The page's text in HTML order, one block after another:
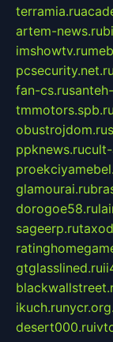
terramia.ru
artem-news.ru
imshowtv.ru
pcsecurity.net.ru
fan-cs.ru
tmmotors.spb.ru
obustrojdom.ru
ppknews.rucult-
glamourai.ru
dorogoe58.ru
sageerp.ru
gtglasslined.ru
ikuch.ru
desert000.ru